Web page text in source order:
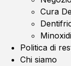
Cura
Politica di
Chi siamo